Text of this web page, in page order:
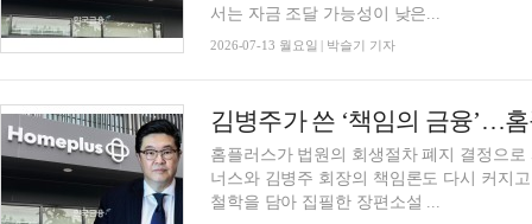
서는 자금 조달 가능성이 낮은...
2026-07-13 월요일 | 박슬기 기자
홈플러스가 법원의 회생절차 폐지 결정으
너스와 김병주 회장의 책임론도 다시 커지
철학을 담아 집필한 장편소설 ...